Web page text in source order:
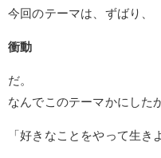
今回のテーマは、ずばり、
衝動
だ。
なんでこのテーマかにした
「好きなことをやって生き